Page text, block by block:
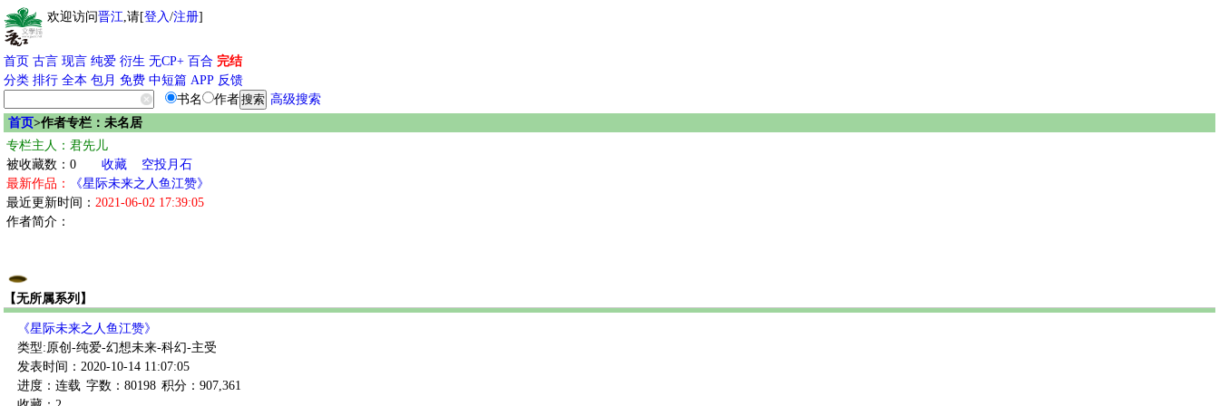
欢迎访问晋江,请[登入/注册]
首页 古言 现言 纯爱 衍生 无CP+ 百合 完结
分类 排行 全本 包月 免费 中短篇 APP 反馈
书名
作者
高级搜索
首页>作者专栏：未名居
专栏主人：君先儿
被收藏数：0
收藏
空投月石
最新作品：
《星际未来之人鱼江赞》
最近更新时间： 2021-06-02 17:39:05
作者简介：
【无所属系列】
《星际未来之人鱼江赞》
类型:原创-纯爱-幻想未来-科幻-主受
发表时间：2020-10-14 11:07:05
进度：连载 字数：80198 积分：907,361